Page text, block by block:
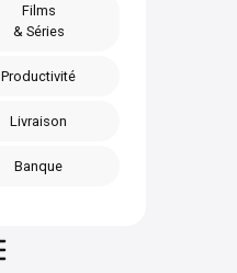
Films
& Séries
Productivité
Livraison
Banque